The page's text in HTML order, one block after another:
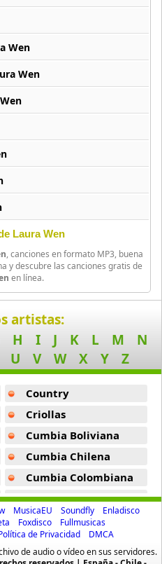
Wen
Wen
Laura Wen
, canciones en formato MP3, buena
y descubre las canciones gratis de
en línea.
artistas:
H I J K L M
N
U V W X Y Z
Country
Criollas
Cumbia Boliviana
Cumbia Chilena
Cumbia Colombiana
Cumbia Ecuatoriana
Cumbia Mexicana
Cumbia Pop
Cumbia Surena
MusicaEU Soundfly
Enladisco
Foxdisco
Fullmusicas
de Privacidad
DMCA
de audio o vídeo en sus servidores.